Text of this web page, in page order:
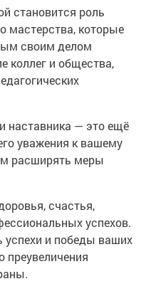
мастерства, которые
своим делом
коллег и общества,
уважения к вашему
расширять меры
успехов.
успехи и победы ваших
преувеличения